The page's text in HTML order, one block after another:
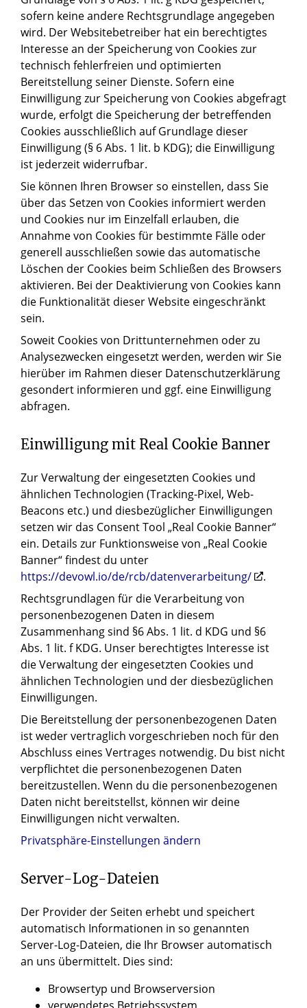
sofern keine andere Rechtsgrundlage angegeben
wird. Der Websitebetreiber hat ein berechtigtes
Interesse an der Speicherung von Cookies zur
technisch fehlerfreien und optimierten
Bereitstellung seiner Dienste. Sofern eine
Einwilligung zur Speicherung von Cookies abgefragt
wurde, erfolgt die Speicherung der betreffenden
Cookies ausschließlich auf Grundlage dieser
Einwilligung (§ 6 Abs. 1 lit. b KDG); die Einwilligung
ist jederzeit widerrufbar.
Sie können Ihren Browser so einstellen, dass Sie
über das Setzen von Cookies informiert werden
und Cookies nur im Einzelfall erlauben, die
Annahme von Cookies für bestimmte Fälle oder
generell ausschließen sowie das automatische
Löschen der Cookies beim Schließen des Browsers
aktivieren. Bei der Deaktivierung von Cookies kann
die Funktionalität dieser Website eingeschränkt
sein.
Soweit Cookies von Drittunternehmen oder zu
Analysezwecken eingesetzt werden, werden wir Sie
hierüber im Rahmen dieser Datenschutzerklärung
gesondert informieren und ggf. eine Einwilligung
abfragen.
Einwilligung mit Real Cookie Banner
Zur Verwaltung der eingesetzten Cookies und
ähnlichen Technologien (Tracking-Pixel, Web-
Beacons etc.) und diesbezüglicher Einwilligungen
setzen wir das Consent Tool „Real Cookie Banner“
ein. Details zur Funktionsweise von „Real Cookie
Banner“ findest du unter
https://devowl.io/de/rcb/datenverarbeitung/
.
Rechtsgrundlagen für die Verarbeitung von
personenbezogenen Daten in diesem
Zusammenhang sind §6 Abs. 1 lit. d KDG und §6
Abs. 1 lit. f KDG. Unser berechtigtes Interesse ist
die Verwaltung der eingesetzten Cookies und
ähnlichen Technologien und der diesbezüglichen
Einwilligungen.
Die Bereitstellung der personenbezogenen Daten
ist weder vertraglich vorgeschrieben noch für den
Abschluss eines Vertrages notwendig. Du bist nicht
verpflichtet die personenbezogenen Daten
bereitzustellen. Wenn du die personenbezogenen
Daten nicht bereitstellst, können wir deine
Einwilligungen nicht verwalten.
Privatsphäre-Einstellungen ändern
Server-Log-Dateien
Der Provider der Seiten erhebt und speichert
automatisch Informationen in so genannten
Server-Log-Dateien, die Ihr Browser automatisch
an uns übermittelt. Dies sind:
Browsertyp und Browserversion